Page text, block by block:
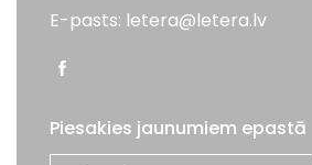
E-pasts: letera@letera.lv
Piesakies jaunumiem epastā